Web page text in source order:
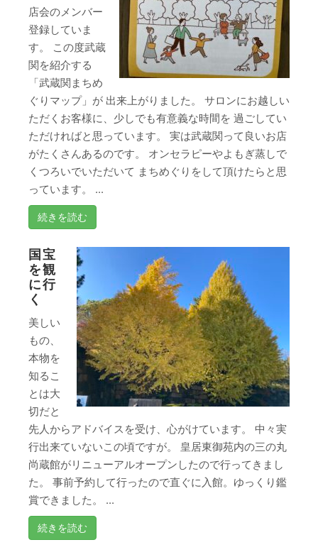
店会のメンバー
登録していま
す。 この度武蔵
関を紹介する
「武蔵関まちめ
ぐりマップ」が 出来上がりました。 サロンにお越しい
ただくお客様に、少しでも有意義な時間を 過ごしてい
ただければと思っています。 実は武蔵関って良いお店
がたくさんあるのです。 オンセラピーやよもぎ蒸しで
くつろいでいただいて まちめぐりをして頂けたらと思
っています。 ...
続きを読む
国宝
を観
に行
く
美しい
もの、
本物を
知るこ
とは大
切だと
先人からアドバイスを受け、心がけています。 中々実
行出来ていないこの頃ですが。 皇居東御苑内の三の丸
尚蔵館がリニューアルオープンしたので行ってきまし
た。 事前予約して行ったので直ぐに入館。ゆっくり鑑
賞できました。 ...
続きを読む